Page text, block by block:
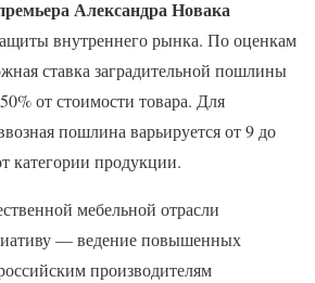
Александра Новака
внутреннего рынка. По оценкам
ставка заградительной пошлины
от стоимости товара. Для
пошлина варьируется от 9 до
категории продукции.
мебельной отрасли
— ведение повышенных
производителям